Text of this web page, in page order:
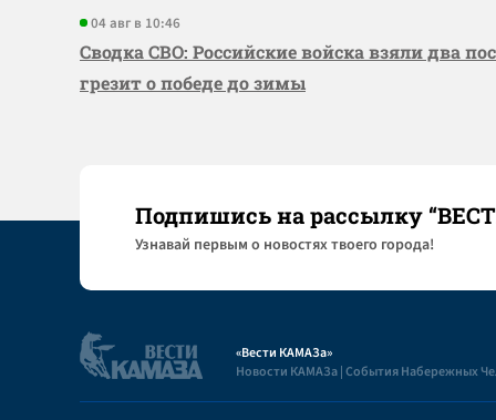
04 авг в 10:46
Сводка СВО: Российские войска взяли два
грезит о победе до зимы
Подпишись на рассылку
Узнaвай первым о новостях твоего города!
«Вести КАМАЗа»
Новости КАМАЗа | События Набережных